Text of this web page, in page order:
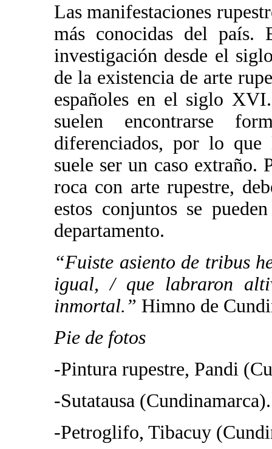
Las manifestaciones
más conocidas del país.
investigación desde el
de la existencia de arte
españoles en el siglo
suelen encontrarse
diferenciados, por lo que
suele ser un caso extraño.
roca con arte rupestre,
estos conjuntos se
departamento.
“Fuiste asiento de tribus
igual, / que labraron
inmortal.” Himno de
Pie de fotos
-Pintura rupestre, Pandi
-Sutatausa (Cundinamarca).
-Petroglifo, Tibacuy